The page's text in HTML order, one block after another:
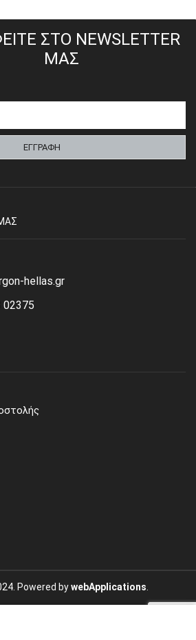
ΣΤΟ NEWSLETTER
ΜΑΣ
hellas.gr
02375
Powered bywebApplications